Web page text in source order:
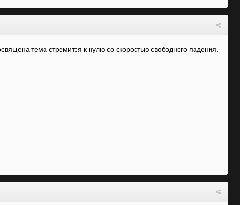
тема стремится к нулю со скоростью свободного падения.